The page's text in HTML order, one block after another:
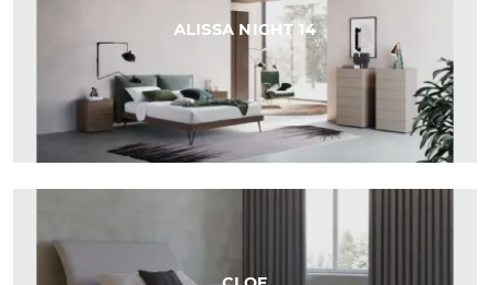
ALISSA NIGHT 14